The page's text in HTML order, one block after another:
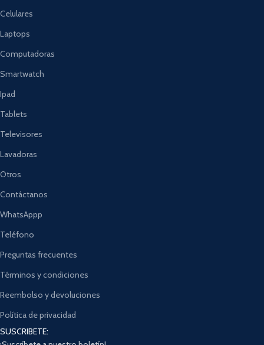
Celulares
Laptops
Computadoras
Smartwatch
Ipad
Tablets
Televisores
Lavadoras
Otros
Contáctanos
WhatsAppp
Teléfono
Preguntas frecuentes
Términos y condiciones
Reembolso y devoluciones
Política de privacidad
SUSCRIBETE: